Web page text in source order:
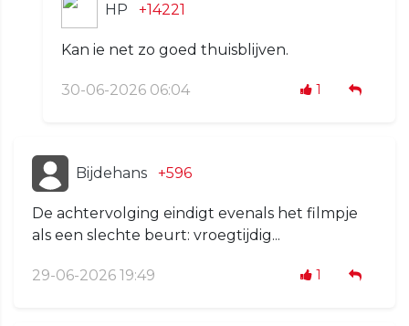
HP +14221
Kan ie net zo goed thuisblijven.
30-06-2026 06:04 1
Bijdehans +596
De achtervolging eindigt evenals het filmpje
als een slechte beurt: vroegtijdig...
29-06-2026 19:49 1